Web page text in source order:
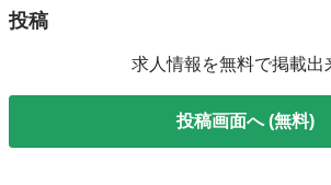
投稿
求人情報を無料で掲載出
投稿画面へ (無料)